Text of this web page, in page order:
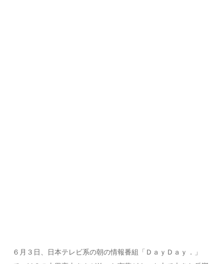
６月３日、日本テレビ系の朝の情報番組「ＤａｙＤａｙ．」